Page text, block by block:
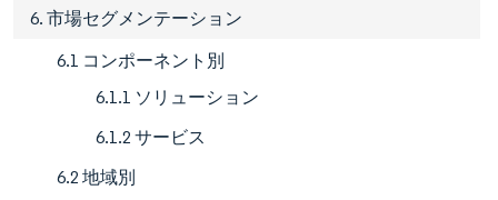
6. 市場セグメンテーション
6.1 コンポーネント別
6.1.1 ソリューション
6.1.2 サービス
6.2 地域別